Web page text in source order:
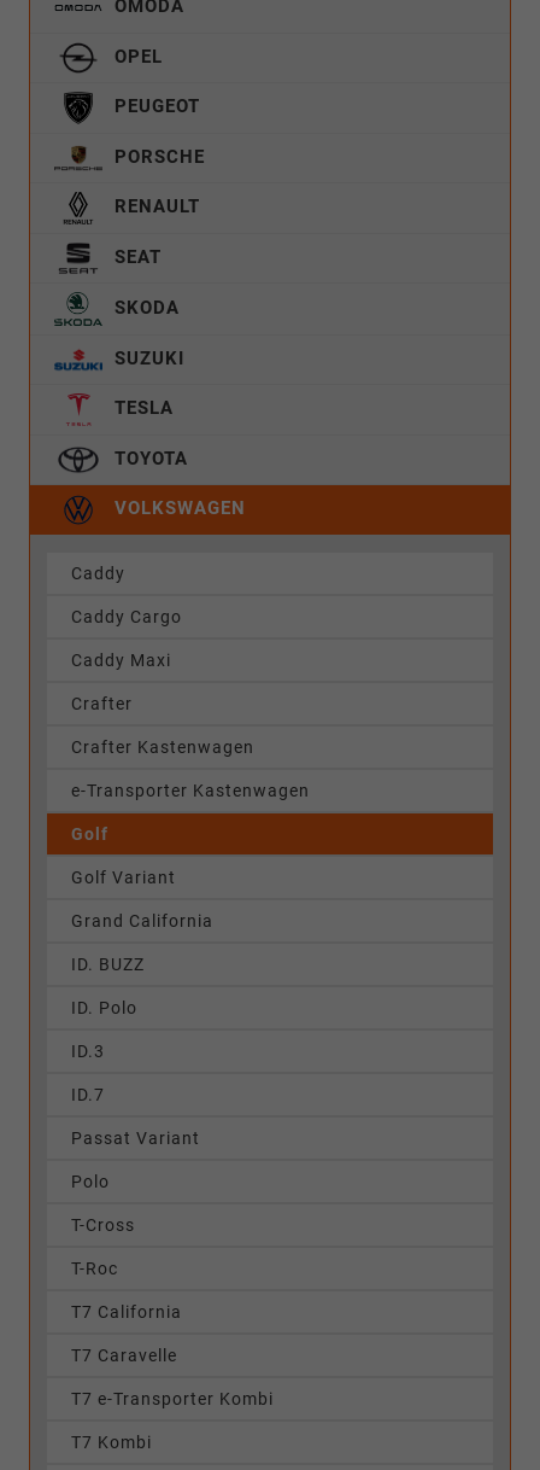
OMODA
OPEL
PEUGEOT
PORSCHE
RENAULT
SEAT
SKODA
SUZUKI
TESLA
TOYOTA
VOLKSWAGEN
Caddy
Caddy Cargo
Caddy Maxi
Crafter
Crafter Kastenwagen
e-Transporter Kastenwagen
Golf
Golf Variant
Grand California
ID. BUZZ
ID. Polo
ID.3
ID.7
Passat Variant
Polo
T-Cross
T-Roc
T7 California
T7 Caravelle
T7 e-Transporter Kombi
T7 Kombi